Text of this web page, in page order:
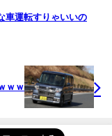
車運転すりゃいいの
ｗｗ